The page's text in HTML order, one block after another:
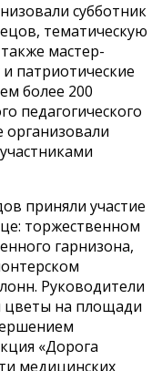
субботник
тематическую
мастер-
патриотические
более 200
педагогического
организовали
приняли участие
торжественном
гарнизона,
Руководители
цветы на площади
«Дорога
медицинских